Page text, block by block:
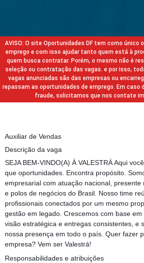
AVISO: O site Oportunidades DF tem como único
emprego e com isso ajudar tanto quem está à
quem busca contratar. Porém, o mesmo não é
seleção ou contratação das vagas. e por isso,
vagas anunciadas são das empresas ou
repassam as oportunidades de emprego. Em caso
fraude, solicitamos que nos contate
Auxiliar de Vendas
Descrição da vaga
SEJA BEM-VINDO(A) À VALESTRÁ Aqui
que oportunidades. Encontra propósito.
empresarial com atuação nacional, presente
e polos de negócios do Brasil. Nosso time
profissionais conectados por um mesmo
gestão em legado. Crescemos com base em
visão estratégica e entregas consistentes, e
nossa presença em todo o país. Quer fazer
empresa? Vem ser Valestrá!
Responsabilidades e atribuições